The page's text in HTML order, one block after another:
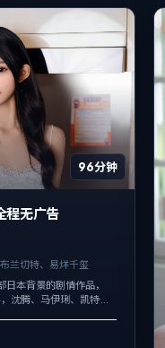
96分钟
程无广告
兰切特、易烊千玺
日本背景的剧情作品，
沈腾、马伊琍、凯特·布